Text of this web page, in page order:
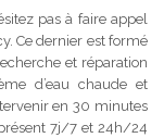
pas à faire appel
Ce dernier est formé
et réparation
d’eau chaude et
en 30 minutes
7j/7 et 24h/24